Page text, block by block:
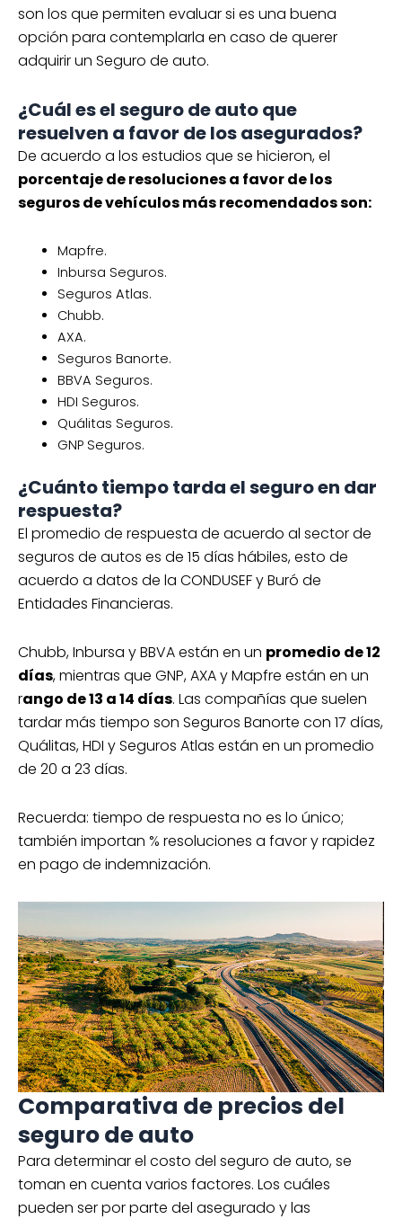
son los que permiten evaluar si es una buena
opción para contemplarla en caso de querer
adquirir un Seguro de auto.
¿Cuál es el seguro de auto que
resuelven a favor de los asegurados?
De acuerdo a los estudios que se hicieron, el
porcentaje de resoluciones a favor de los
seguros de vehículos más recomendados son:
Mapfre.
Inbursa Seguros.
Seguros Atlas.
Chubb.
AXA.
Seguros Banorte.
BBVA Seguros.
HDI Seguros.
Quálitas Seguros.
GNP Seguros.
¿Cuánto tiempo tarda el seguro en dar
respuesta?
El promedio de respuesta de acuerdo al sector de
seguros de autos es de 15 días hábiles, esto de
acuerdo a datos de la CONDUSEF y Buró de
Entidades Financieras.
Chubb, Inbursa y BBVA están en un promedio de 12
días, mientras que GNP, AXA y Mapfre están en un
rango de 13 a 14 días. Las compañías que suelen
tardar más tiempo son Seguros Banorte con 17 días,
Quálitas, HDI y Seguros Atlas están en un promedio
de 20 a 23 días.
Recuerda: tiempo de respuesta no es lo único;
también importan % resoluciones a favor y rapidez
en pago de indemnización.
Comparativa de precios del
seguro de auto
Para determinar el costo del seguro de auto, se
toman en cuenta varios factores. Los cuáles
pueden ser por parte del asegurado y las